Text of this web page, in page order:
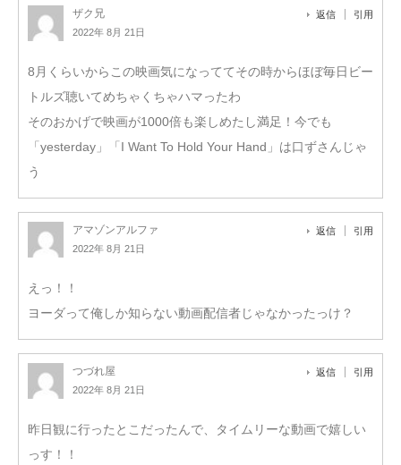
ザク兄
2022年 8月 21日
返信 引用
8月くらいからこの映画気になっててその時からほぼ毎日ビー
トルズ聴いてめちゃくちゃハマったわ
そのおかげで映画が1000倍も楽しめたし満足！今でも
「yesterday」「I Want To Hold Your Hand」は口ずさんじゃ
う
アマゾンアルファ
2022年 8月 21日
返信 引用
えっ！！
ヨーダって俺しか知らない動画配信者じゃなかったっけ？
つづれ屋
2022年 8月 21日
返信 引用
昨日観に行ったとこだったんで、タイムリーな動画で嬉しい
っす！！